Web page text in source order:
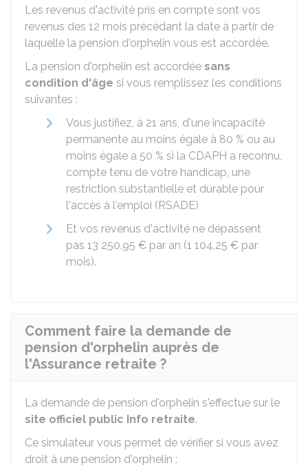
Les revenus d'activité pris en compte sont vos
revenus des 12 mois précédant la date à partir de
laquelle la pension d'orphelin vous est accordée.
La pension d'orphelin est accordée sans
condition d'âge si vous remplissez les conditions
suivantes :
Vous justifiez, à 21 ans, d'une incapacité
permanente au moins égale à 80 % ou au
moins égale à 50 % si la CDAPH a reconnu,
compte tenu de votre handicap, une
restriction substantielle et durable pour
l'accès à l'emploi (RSADE)
Et vos revenus d'activité ne dépassent
pas 13 250,95 € par an (1 104,25 € par
mois).
Comment faire la demande de
pension d'orphelin auprès de
l'Assurance retraite ?
La demande de pension d'orphelin s'effectue sur le
site officiel public Info retraite.
Ce simulateur vous permet de vérifier si vous avez
droit à une pension d'orphelin :